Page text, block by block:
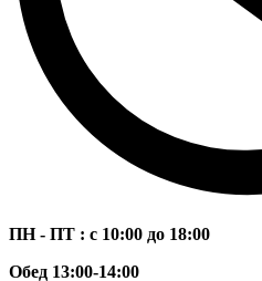
ПН - ПТ : с 10:00 до 18:00
Обед 13:00-14:00